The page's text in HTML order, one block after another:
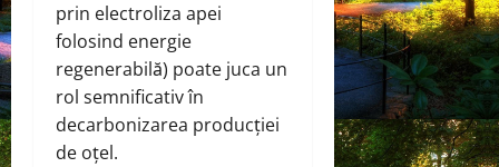
prin electroliza apei
folosind energie
regenerabilă) poate juca un
rol semnificativ în
decarbonizarea producției
de oțel.